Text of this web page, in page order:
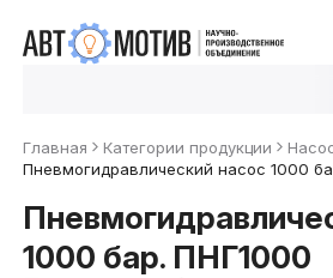
Главная Категории продукции
Пневмогидравлический насос 1000
1000 бар. ПНГ1000